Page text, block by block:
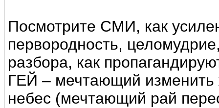
Посмотрите СМИ, как
первородность,
разбора, как
ГЕЙ – мечтающий изменить
небес (мечтающий рай